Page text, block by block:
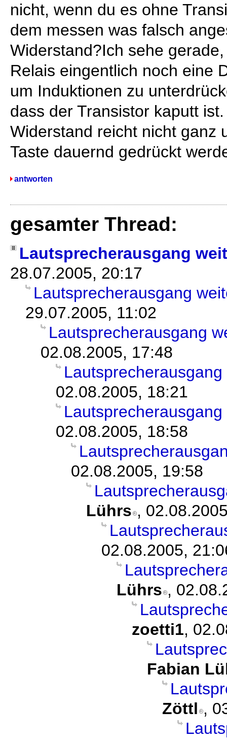
nicht, wenn du es ohne
dem messen was falsch
Widerstand?Ich sehe
Relais eingentlich noch eine
um Induktionen zu
dass der Transistor kaputt
Widerstand reicht nicht ganz
Taste dauernd gedrückt
antworten
gesamter Thread:
Lautsprecherausgang
28.07.2005, 20:17
Lautsprecherausgang
29.07.2005, 11:02
Lautsprecherausgang
02.08.2005, 17:48
02.08.2005, 18:21
02.08.2005, 18:58
02.08.2005, 19:58
Lührs ,
02.08.2005,
Lührs ,
zoetti1,
Fabian
Zöttl ,